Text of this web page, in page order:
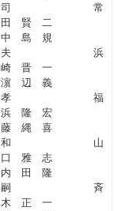
司 常
田 賢 二
中 島 規
夫 浜
崎 晋 一
濵 辺 義
孝 福
浜 隆 宏
藤 縄 喜
和 山
口 雅 志
内 田 隆
嗣 斉
木 正 一